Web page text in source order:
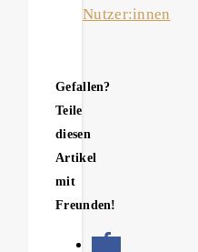
Nutzer:innen
Gefallen?
Teile
diesen
Artikel
mit
Freunden!